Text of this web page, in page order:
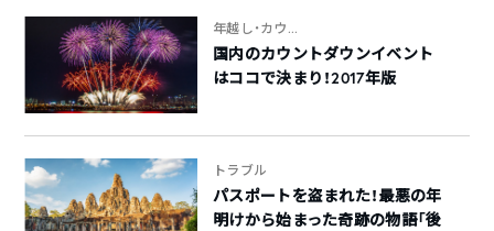
年越し・カウ...
国内のカウントダウンイベント
はココで決まり！2017年版
トラブル
パスポートを盗まれた！最悪の年
明けから始まった奇跡の物語「後